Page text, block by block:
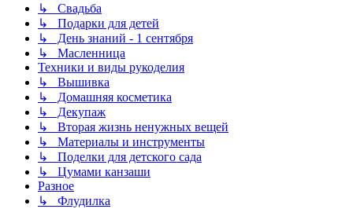
↳ Свадьба
↳ Подарки для детей
↳ День знаний - 1 сентября
↳ Масленница
Техники и виды рукоделия
↳ Вышивка
↳ Домашняя косметика
↳ Декупаж
↳ Вторая жизнь ненужных вещей
↳ Материалы и инструменты
↳ Поделки для детского сада
↳ Цумами канзаши
Разное
↳ Флудилка